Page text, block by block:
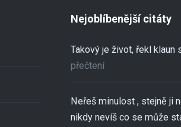
Nejoblíbenější citáty
Takový je život, řekl klaun
přečtení
Neřeš minulost , stejně ji
nikdy nevíš co se může